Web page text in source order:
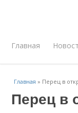
Главная
Главная » Перец в
Перец в